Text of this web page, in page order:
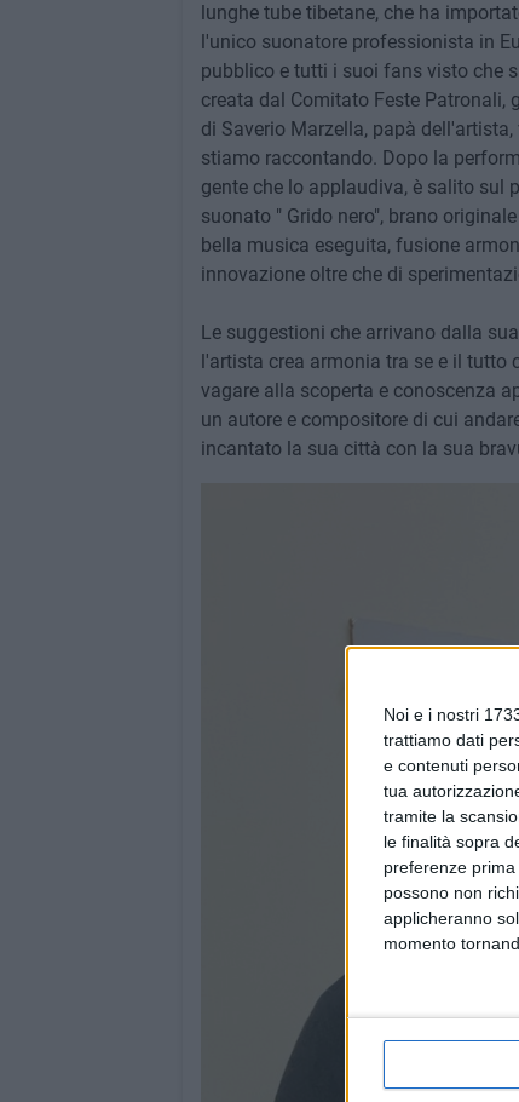
Noi e i nostri
trattiamo dati
e contenuti
tua
tramite la
le finalità sopra
preferenze
possono non
applicheranno
momento
lunghe tube tibetane, che ha
l'unico suonatore professionista in
pubblico e tutti i suoi fans visto che
creata dal Comitato Feste Patronali,
di Saverio Marzella, papà
stiamo raccontando. Dopo la
gente che lo applaudiva, è salito sul
suonato " Grido nero", brano
bella musica eseguita, fusione
innovazione oltre che di
Le suggestioni che arrivano dalla
l'artista crea armonia tra se e il tutto
vagare alla scoperta e conoscenza
un autore e compositore di cui
incantato la sua città con la sua